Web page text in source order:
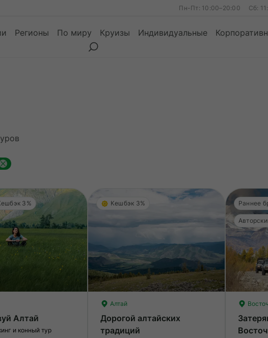
Пн-Пт: 10:00–20:00 Сб:
Регионы По миру Круизы Индивидуальные
3%
Алтай
и конный тур
Кешбэк 3%
Алтай
Дорогой алтайских
традиций
Раннее